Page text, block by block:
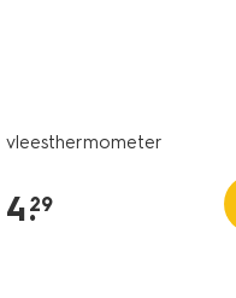
vleesthermometer
4.
29